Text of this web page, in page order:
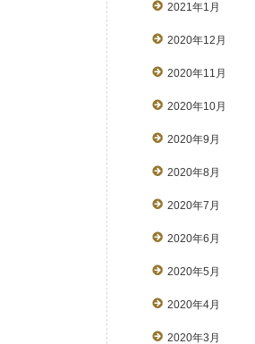
2021年1月
2020年12月
2020年11月
2020年10月
2020年9月
2020年8月
2020年7月
2020年6月
2020年5月
2020年4月
2020年3月